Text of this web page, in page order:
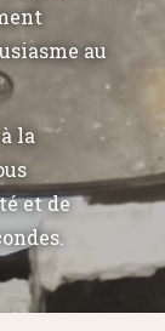
au
la
et de